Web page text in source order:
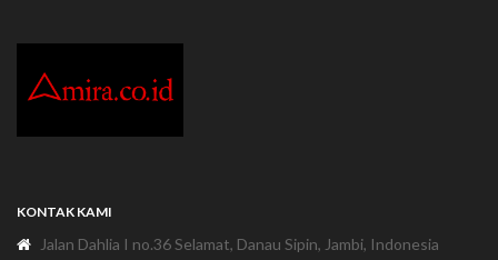
KONTAK KAMI
Jalan Dahlia I no.36 Selamat, Danau Sipin, Jambi, Indonesia